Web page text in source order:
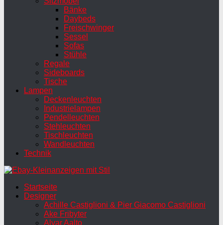
Bänke
Daybeds
Freischwinger
Sessel
Sofas
Stühle
Regale
Sideboards
Tische
Lampen
Deckenleuchten
Industrielampen
Pendelleuchten
Stehleuchten
Tischleuchten
Wandleuchten
Technik
Startseite
Designer
Achille Castiglioni & Pier Giacomo Castiglioni
Ake Fribyter
Alvar Aalto